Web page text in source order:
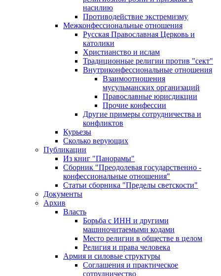
насилию
Противодействие экстремизму
Межконфессиональные отношения
Русская Православная Церковь и
католики
Христианство и ислам
Традиционные религии против "сект"
Внутриконфессиональные отношения
Взаимоотношения
мусульманских организаций
Православные юрисдикции
Прочие конфессии
Другие примеры сотрудничества и
конфликтов
Курьезы
Сколько верующих
Публикации
Из книг "Панорамы"
Сборник "Преодолевая государственно -
конфессиональные отношения"
Статьи сборника "Пределы светскости"
Документы
Архив
Власть
Борьба с ИНН и другими
машиночитаемыми кодами
Место религии в обществе в целом
Религия и права человека
Армия и силовые структуры
Соглашения и практическое
сотрудничество